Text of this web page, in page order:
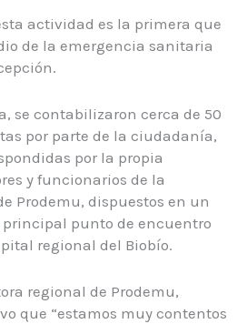
actividad es la primera que
de la emergencia sanitaria
se contabilizaron cerca de 50
por parte de la ciudadanía,
por la propia
y funcionarios de la
Prodemu, dispuestos en un
punto de encuentro
regional del Biobío.
regional de Prodemu,
que “estamos muy contentos